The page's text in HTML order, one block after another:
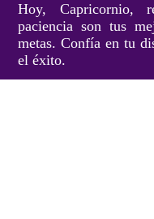
Hoy, Capricornio,
paciencia son tus
metas. Confía en tu
el éxito.